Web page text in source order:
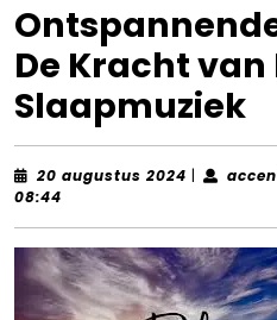
De Kracht
Slaapmuziek
20 augustus 2024 20
|
08:44